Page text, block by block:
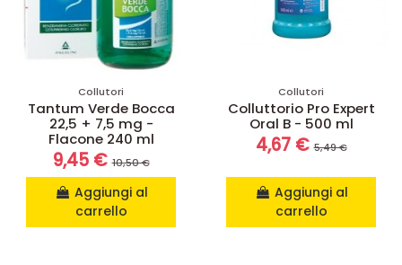
Collutori
Tantum Verde Bocca
22,5 + 7,5 mg -
Flacone 240 ml
9,45 €10,50 €
Aggiungi al
carrello
Collutori
Colluttorio Pro Expert
Oral B - 500 ml
4,67 €5,49 €
Aggiungi al
carrello